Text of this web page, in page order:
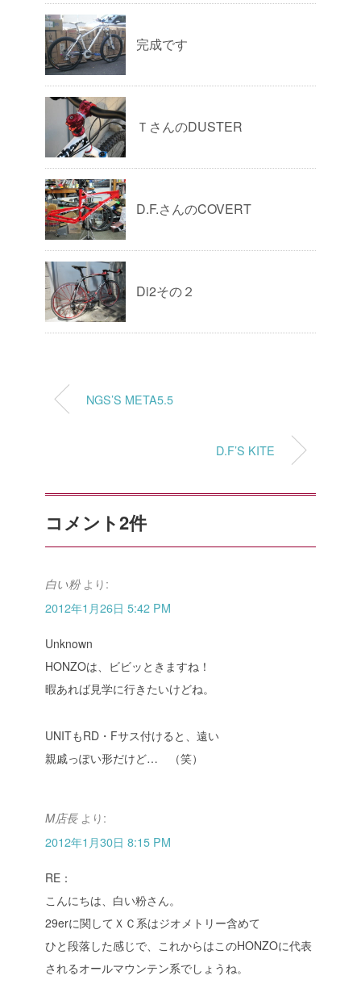
完成です
ＴさんのDUSTER
D.F.さんのCOVERT
Di2その２
NGS’S META5.5
D.F’S KITE
コメント2件
白い粉 より:
2012年1月26日 5:42 PM
Unknown
HONZOは、ビビッときますね！
暇あれば見学に行きたいけどね。
UNITもRD・Fサス付けると、遠い
親戚っぽい形だけど… （笑）
M店長 より:
2012年1月30日 8:15 PM
RE：
こんにちは、白い粉さん。
29erに関してＸＣ系はジオメトリー含めて
ひと段落した感じで、これからはこのHONZOに代表
されるオールマウンテン系でしょうね。